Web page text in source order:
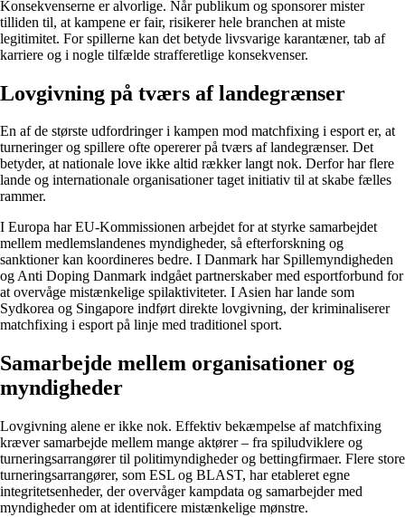
Konsekvenserne er alvorlige. Når publikum og sponsorer mister
tilliden til, at kampene er fair, risikerer hele branchen at miste
legitimitet. For spillerne kan det betyde livsvarige karantæner, tab af
karriere og i nogle tilfælde strafferetlige konsekvenser.
Lovgivning på tværs af landegrænser
En af de største udfordringer i kampen mod matchfixing i esport er, at
turneringer og spillere ofte opererer på tværs af landegrænser. Det
betyder, at nationale love ikke altid rækker langt nok. Derfor har flere
lande og internationale organisationer taget initiativ til at skabe fælles
rammer.
I Europa har EU-Kommissionen arbejdet for at styrke samarbejdet
mellem medlemslandenes myndigheder, så efterforskning og
sanktioner kan koordineres bedre. I Danmark har Spillemyndigheden
og Anti Doping Danmark indgået partnerskaber med esportforbund for
at overvåge mistænkelige spilaktiviteter. I Asien har lande som
Sydkorea og Singapore indført direkte lovgivning, der kriminaliserer
matchfixing i esport på linje med traditionel sport.
Samarbejde mellem organisationer og
myndigheder
Lovgivning alene er ikke nok. Effektiv bekæmpelse af matchfixing
kræver samarbejde mellem mange aktører – fra spiludviklere og
turneringsarrangører til politimyndigheder og bettingfirmaer. Flere store
turneringsarrangører, som ESL og BLAST, har etableret egne
integritetsenheder, der overvåger kampdata og samarbejder med
myndigheder om at identificere mistænkelige mønstre.